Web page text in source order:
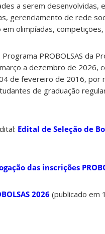
a serem
gerenciamento de rede
olimpíadas,
PROBOLSAS da
a dezembro de 2026,
de fevereiro de 2016, por
de graduação
Edital de Seleção de
das inscrições
2026 (publicado em